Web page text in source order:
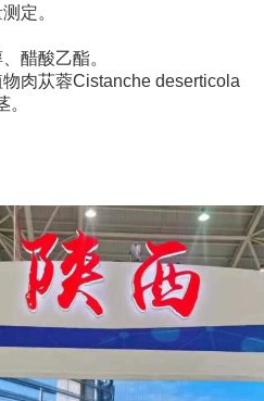
定。
醋酸乙酯。
肉苁蓉Cistanche deserticola